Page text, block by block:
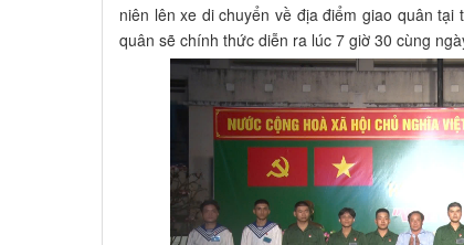
niên lên xe di chuyển về địa điểm giao quân
quân sẽ chính thức diễn ra lúc 7 giờ 30 cùng